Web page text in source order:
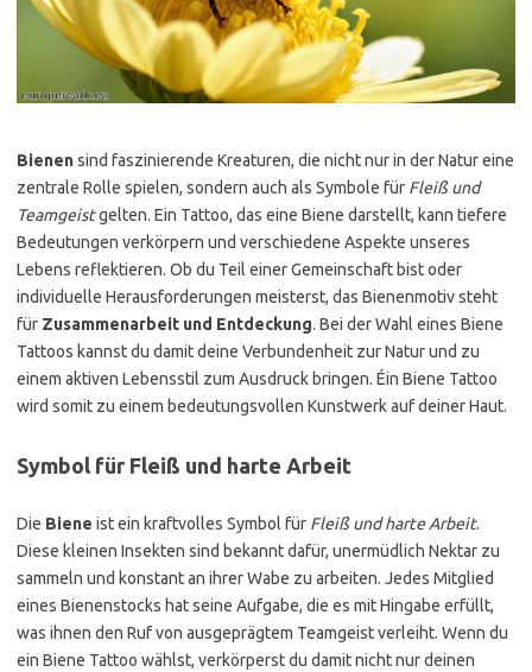
Bienensind faszinierende Kreaturen, die nicht nur in der Natur eine
zentrale Rolle spielen, sondern auch als Symbole für Fleiß und
Teamgeistgelten. Ein Tattoo, das eine Biene darstellt, kann tiefere
Bedeutungen verkörpern und verschiedene Aspekte unseres
Lebens reflektieren. Ob du Teil einer Gemeinschaft bist oder
individuelle Herausforderungen meisterst, das Bienenmotiv steht
für Zusammenarbeit und Entdeckung. Bei der Wahl eines Biene
Tattoos kannst du damit deine Verbundenheit zur Natur und zu
einem aktiven Lebensstil zum Ausdruck bringen. Éin Biene Tattoo
wird somit zu einem bedeutungsvollen Kunstwerk auf deiner Haut.
Symbol für Fleiß und harte Arbeit
Die Biene ist ein kraftvolles Symbol für Fleiß und harte Arbeit.
Diese kleinen Insekten sind bekannt dafür, unermüdlich Nektar zu
sammeln und konstant an ihrer Wabe zu arbeiten. Jedes Mitglied
eines Bienenstocks hat seine Aufgabe, die es mit Hingabe erfüllt,
was ihnen den Ruf von ausgeprägtem Teamgeist verleiht. Wenn du
ein Biene Tattoo wählst, verkörperst du damit nicht nur deinen